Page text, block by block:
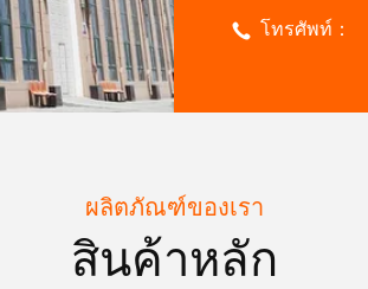
โทรศัพท์：
ผลิตภัณฑ์ของเรา
สินค้าหลัก